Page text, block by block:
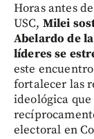
Horas antes
USC, Milei
Abelardo de
líderes se
este
fortalecer las
ideológica
electoral en